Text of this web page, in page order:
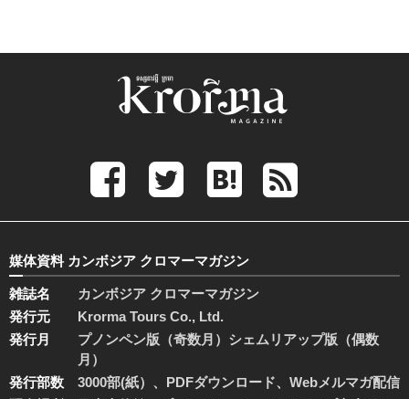
媒体資料 カンボジア クロマーマガジン
雑誌名
カンボジア クロマーマガジン
発行元
Krorma Tours Co., Ltd.
発行月
プノンペン版（奇数月）シェムリアップ版（偶数
月）
発行部数
3000部(紙）、PDFダウンロード、Webメルマガ配信